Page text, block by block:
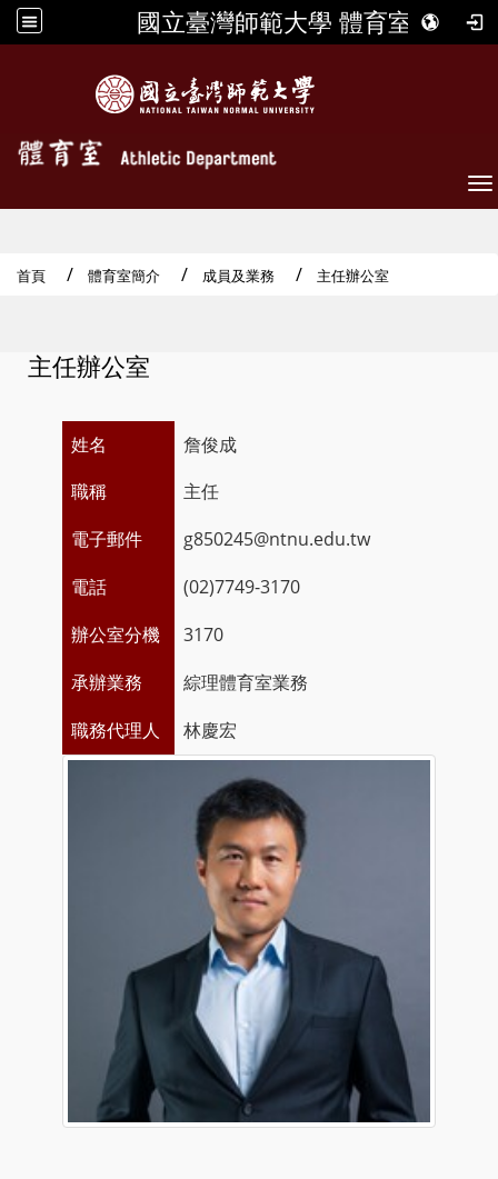
國立臺灣師範大學 體育室
首頁 體育室簡介 成員及業務 主任辦公室
主任辦公室
姓名
詹俊成
職稱
主任
電子郵件
g850245@ntnu.edu.tw
電話
(02)7749-3170
辦公室分機
3170
承辦業務
綜理體育室業務
職務代理人
林慶宏